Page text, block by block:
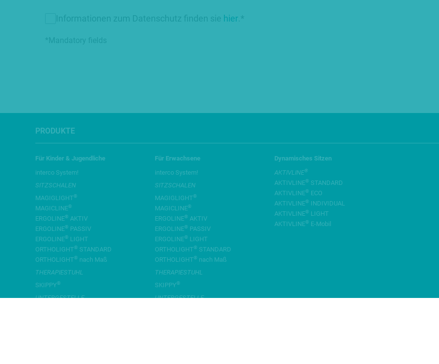
Informationen zum Datenschutz finden sie hier.*
*Mandatory fields
PRODUKTE
Für Kinder & Jugendliche
interco System!
SITZSCHALEN
MAGIGLIGHT®
MAGICLINE®
ERGOLINE® AKTIV
ERGOLINE® PASSIV
ERGOLINE® LIGHT
ORTHOLIGHT® STANDARD
ORTHOLIGHT® nach Maß
THERAPIESTUHL
SKIPPY®
UNTERGESTELLE
Für Erwachsene
interco System!
SITZSCHALEN
MAGIGLIGHT®
MAGICLINE®
ERGOLINE® AKTIV
ERGOLINE® PASSIV
ERGOLINE® LIGHT
ORTHOLIGHT® STANDARD
ORTHOLIGHT® nach Maß
THERAPIESTUHL
SKIPPY®
UNTERGESTELLE
Dynamisches Sitzen
AKTIVLINE®
AKTIVLINE® STANDARD
AKTIVLINE® ECO
AKTIVLINE® INDIVIDUAL
AKTIVLINE® LIGHT
AKTIVLINE® E-Mobil